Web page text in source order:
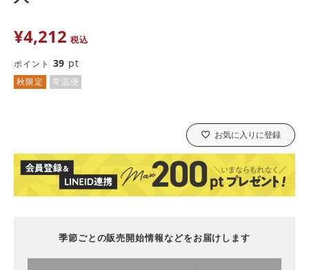
¥4,212 税込
ポイント 39 pt
秋限定 常温便
お気に入りに登録
季節ごとの販売開始情報などをお届けします